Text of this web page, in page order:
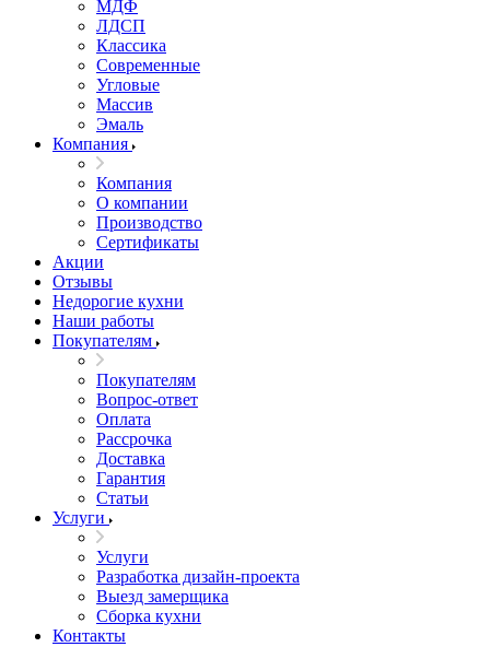
МДФ
ЛДСП
Классика
Современные
Угловые
Массив
Эмаль
Компания
Компания
О компании
Производство
Сертификаты
Акции
Отзывы
Недорогие кухни
Наши работы
Покупателям
Покупателям
Вопрос-ответ
Оплата
Рассрочка
Доставка
Гарантия
Статьи
Услуги
Услуги
Разработка дизайн-проекта
Выезд замерщика
Сборка кухни
Контакты